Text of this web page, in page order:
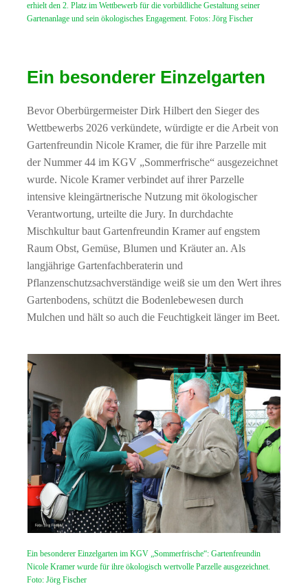
erhielt den 2. Platz im Wettbewerb für die vorbildliche Gestaltung seiner
Gartenanlage und sein ökologisches Engagement. Fotos: Jörg Fischer
Ein besonderer Einzelgarten
Bevor Oberbürgermeister Dirk Hilbert den Sieger des
Wettbewerbs 2026 verkündete, würdigte er die Arbeit von
Gartenfreundin Nicole Kramer, die für ihre Parzelle mit
der Nummer 44 im KGV „Sommerfrische“ ausgezeichnet
wurde. Nicole Kramer verbindet auf ihrer Parzelle
intensive kleingärtnerische Nutzung mit ökologischer
Verantwortung, urteilte die Jury. In durchdachte
Mischkultur baut Gartenfreundin Kramer auf engstem
Raum Obst, Gemüse, Blumen und Kräuter an. Als
langjährige Gartenfachberaterin und
Pflanzenschutzsachverständige weiß sie um den Wert ihres
Gartenbodens, schützt die Bodenlebewesen durch
Mulchen und hält so auch die Feuchtigkeit länger im Beet.
Ein besonderer Einzelgarten im KGV „Sommerfrische“: Gartenfreundin
Nicole Kramer wurde für ihre ökologisch wertvolle Parzelle ausgezeichnet.
Foto: Jörg Fischer